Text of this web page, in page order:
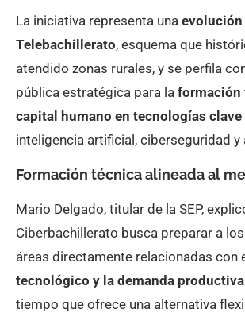
La iniciativa representa una evolución
Telebachillerato, esquema que
atendido zonas rurales, y se perfila
pública estratégica para la formación
capital humano en tecnologías clave
inteligencia artificial, ciberseguridad
Formación técnica alineada al
Mario Delgado, titular de la SEP,
Ciberbachillerato busca preparar a
áreas directamente relacionadas con
tecnológico y la demanda
tiempo que ofrece una alternativa